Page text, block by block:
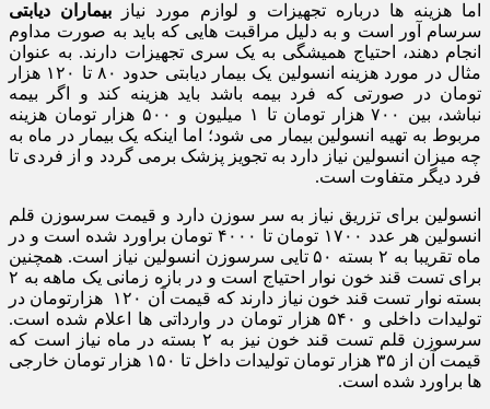
اما هزینه ها درباره تجهیزات و لوازم مورد نیاز بیماران دیابتی
سرسام آور است و به دلیل مراقبت هایی که باید به صورت مداوم
انجام دهند، احتیاج همیشگی به یک سری تجهیزات دارند. به عنوان
مثال در مورد هزینه انسولین یک بیمار دیابتی حدود ۸۰ تا ۱۲۰ هزار
تومان در صورتی که فرد بیمه باشد باید هزینه کند و اگر بیمه
نباشد، بین ۷۰۰ هزار تومان تا ۱ میلیون و ۵۰۰ هزار تومان هزینه
مربوط به تهیه انسولین بیمار می شود؛ اما اینکه یک بیمار در ماه به
چه میزان انسولین نیاز دارد به تجویز پزشک برمی گردد و از فردی تا
فرد دیگر متفاوت است.
انسولین برای تزریق نیاز به سر سوزن دارد و قیمت سرسوزن قلم
انسولین هر عدد ۱۷۰۰ تومان تا ۴۰۰۰ تومان براورد شده است و در
ماه تقریبا به ۲ بسته ۵۰ تایی سرسوزن انسولین نیاز است. همچنین
برای تست قند خون نوار احتیاج است و در بازه زمانی یک ماهه به ۲
بسته نوار تست قند خون نیاز دارند که قیمت آن ۱۲۰ هزارتومان در
تولیدات داخلی و ۵۴۰ هزار تومان در وارداتی ها اعلام شده است.
سرسوزن قلم تست قند خون نیز به ۲ بسته در ماه نیاز است که
قیمت آن از ۳۵ هزار تومان تولیدات داخل تا ۱۵۰ هزار تومان خارجی
ها براورد شده است.